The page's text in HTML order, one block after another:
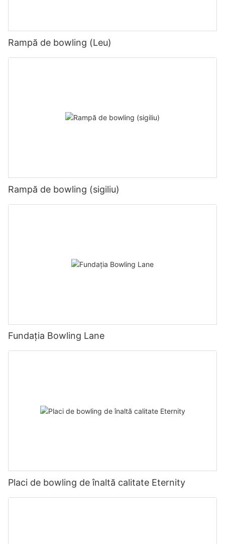
Rampă de bowling (Leu)
Rampă de bowling (sigiliu)
Fundația Bowling Lane
Placi de bowling de înaltă calitate Eternity